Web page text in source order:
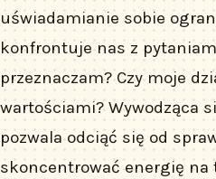
uświadamianie sobie
konfrontuje nas z
przeznaczam? Czy moje
wartościami? Wywodząca
pozwala odciąć się od
skoncentrować energię na